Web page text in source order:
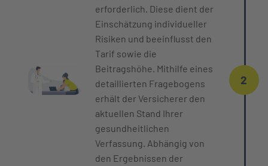
erforderlich. Diese dient der
Einschätzung individueller
Risiken und beeinflusst den
Tarif sowie die
Beitragshöhe. Mithilfe eines
detaillierten Fragebogens
erhält der Versicherer den
aktuellen Stand Ihrer
gesundheitlichen
Verfassung. Abhängig von
den Ergebnissen der
2